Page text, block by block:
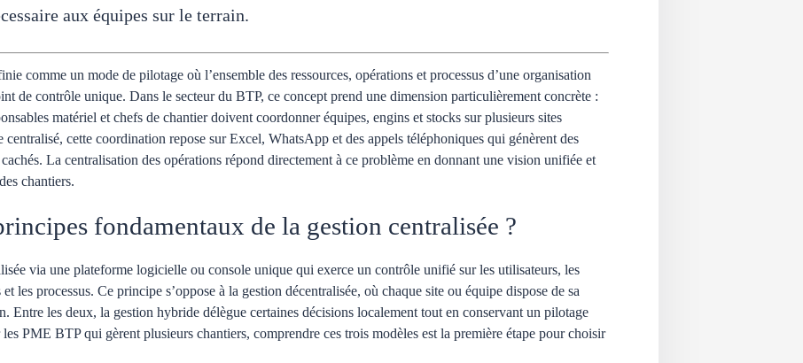
aux équipes sur le terrain.
comme un mode de pilotage où l’ensemble des ressources, opérations et processus d’une organisation
de contrôle unique. Dans le secteur du BTP, ce concept prend une dimension particulièrement concrète :
matériel et chefs de chantier doivent coordonner équipes, engins et stocks sur plusieurs sites
centralisé, cette coordination repose sur Excel, WhatsApp et des appels téléphoniques qui génèrent des
La centralisation des opérations répond directement à ce problème en donnant une vision unifiée et
chantiers.
fondamentaux de la gestion centralisée ?
via une plateforme logicielle ou console unique qui exerce un contrôle unifié sur les utilisateurs, les
les processus. Ce principe s’oppose à la gestion décentralisée, où chaque site ou équipe dispose de sa
Entre les deux, la gestion hybride délègue certaines décisions localement tout en conservant un pilotage
PME BTP qui gèrent plusieurs chantiers, comprendre ces trois modèles est la première étape pour choisir